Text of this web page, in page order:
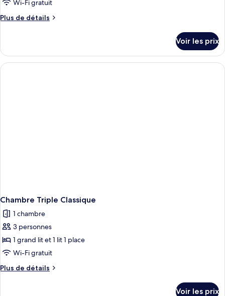
Wi-Fi gratuit
Plus de détails
Plus
le
type
de
Voir les prix
Chambre Triple Classique
1 chambre
3 personnes
1 grand lit et 1 lit 1 place
Wi-Fi gratuit
Plus de détails
Plus
Voir les prix